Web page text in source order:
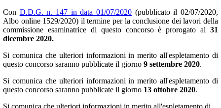
Con D.D.G. n. 147 in data 01/07/2020 (pubblicato il 02/07/2020,
Albo online 1529/2020) il termine per la conclusione dei lavori della
commissione esaminatrice di questo concorso è prorogato al 31
dicembre 2020.
Si comunica che ulteriori informazioni in merito all'espletamento di
questo concorso saranno pubblicate il giorno 9 settembre 2020.
Si comunica che ulteriori informazioni in merito all'espletamento di
questo concorso saranno pubblicate il giorno 13 ottobre 2020.
Si comunica che ulteriori informazioni in merito all'espletamento di